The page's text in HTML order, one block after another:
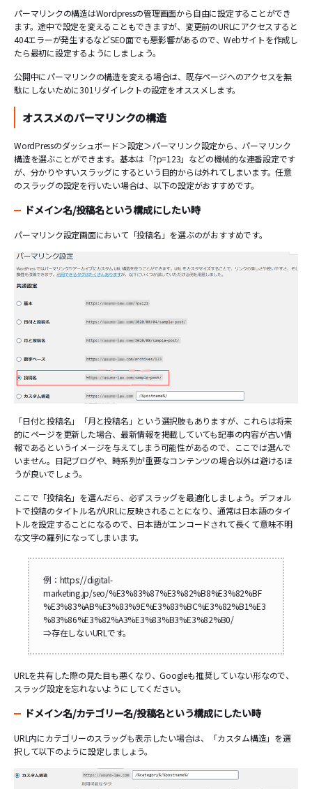
パーマリンクの構造はWordpressの管理画面から自由に設定することができ
ます。途中で設定を変えることもできますが、変更前のURLにアクセスすると
404エラーが発生するなどSEO面でも悪影響があるので、Webサイトを作成し
たら最初に設定するようにしましょう。
公開中にパーマリンクの構造を変える場合は、既存ページへのアクセスを無
駄にしないために301リダイレクトの設定をオススメします。
オススメのパーマリンクの構造
WordPressのダッシュボード＞設定＞パーマリンク設定から、パーマリンク
構造を選ぶことができます。基本は「?p=123」などの機械的な連番設定です
が、分かりやすいスラッグにするという目的からは外れてしまいます。任意
のスラッグの設定を行いたい場合は、以下の設定がおすすめです。
ドメイン名/投稿名という構成にしたい時
パーマリンク設定画面において「投稿名」を選ぶのがおすすめです。
「日付と投稿名」「月と投稿名」という選択肢もありますが、これらは将来
的にページを更新した場合、最新情報を掲載していても記事の内容が古い情
報であるというイメージを与えてしまう可能性があるので、ここでは選んで
いません。日記ブログや、時系列が重要なコンテンツの場合以外は避けるほ
うが良いでしょう。
ここで「投稿名」を選んだら、必ずスラッグを最適化しましょう。デフォル
トで投稿のタイトル名がURLに反映されることになり、通常は日本語のタイ
トルを設定することになるので、日本語がエンコードされて長くて意味不明
な文字の羅列になってしまいます。
例：https://digital-
marketing.jp/seo/%E3%83%87%E3%82%B8%E3%82%BF
%E3%83%AB%E3%83%9E%E3%83%BC%E3%82%B1%E3
%83%86%E3%82%A3%E3%83%B3%E3%82%B0/
⇒存在しないURLです。
URLを共有した際の見た目も悪くなり、Googleも推奨していない形なので、
スラッグ設定を忘れないようにしてください。
ドメイン名/カテゴリー名/投稿名という構成にしたい時
URL内にカテゴリーのスラッグも表示したい場合は、「カスタム構造」を選
択して以下のように設定しましょう。